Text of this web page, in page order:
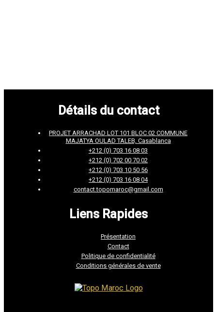
Détails du contact
PROJET ARRACHAD LOT 101 BLOC 02 COMMUNE
MAJATYA OULAD TALEB, Casablanca
+212 (0) 703 16 08 03
+212 (0) 702 00 70 02
+212 (0) 703 10 50 56
+212 (0) 703 16 08 04
contact.topomaroc@gmail.com
Liens Rapides
Présentation
Contact
Politique de confidentialité
Conditions générales de vente